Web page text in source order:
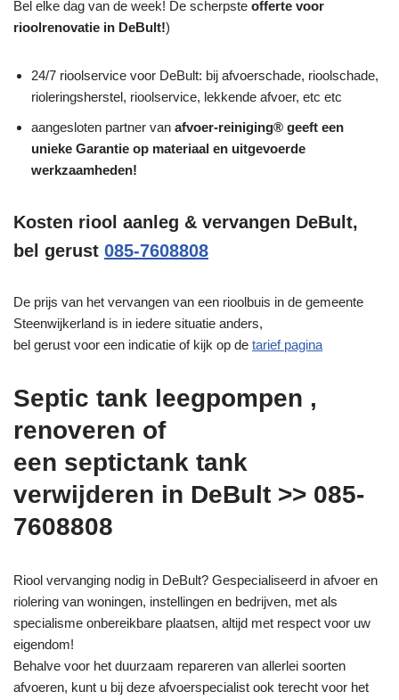
Bel elke dag van de week! De scherpste offerte voor
rioolrenovatie in DeBult!)
24/7 rioolservice voor DeBult: bij afvoerschade, rioolschade,
rioleringsherstel, rioolservice, lekkende afvoer, etc etc
aangesloten partner van afvoer-reiniging® geeft een
unieke Garantie op materiaal en uitgevoerde
werkzaamheden!
Kosten riool aanleg & vervangen DeBult,
bel gerust 085-7608808
De prijs van het vervangen van een rioolbuis in de gemeente
Steenwijkerland is in iedere situatie anders,
bel gerust voor een indicatie of kijk op de tarief pagina
Septic tank leegpompen ,
renoveren of
een septictank tank
verwijderen in DeBult >> 085-
7608808
Riool vervanging nodig in DeBult? Gespecialiseerd in afvoer en
riolering van woningen, instellingen en bedrijven, met als
specialisme onbereikbare plaatsen, altijd met respect voor uw
eigendom!
Behalve voor het duurzaam repareren van allerlei soorten
afvoeren, kunt u bij deze afvoerspecialist ook terecht voor het